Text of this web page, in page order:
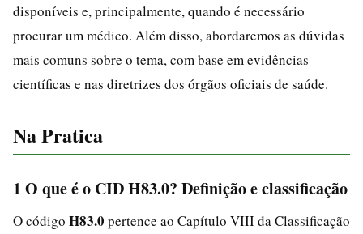
disponíveis e, principalmente, quando é necessário
procurar um médico. Além disso, abordaremos as dúvidas
mais comuns sobre o tema, com base em evidências
científicas e nas diretrizes dos órgãos oficiais de saúde.
Na Pratica
1 O que é o CID H83.0? Definição e classificação
O código H83.0 pertence ao Capítulo VIII da Classificação